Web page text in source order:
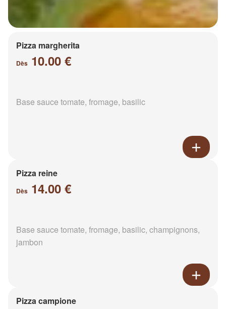
Pizza margherita
Dès 10.00 €
Base sauce tomate, fromage, basilic
Pizza reine
Dès 14.00 €
Base sauce tomate, fromage, basilic, champignons,
jambon
Pizza campione